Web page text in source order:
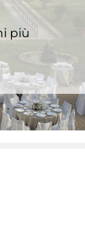
più